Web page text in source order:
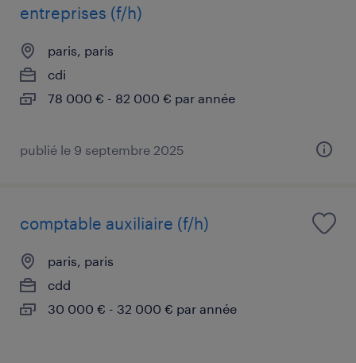
entreprises (f/h)
paris, paris
cdi
78 000 € - 82 000 € par année
publié le 9 septembre 2025
comptable auxiliaire (f/h)
paris, paris
cdd
30 000 € - 32 000 € par année